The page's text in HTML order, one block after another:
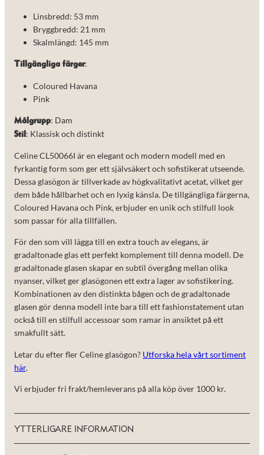
Linsbredd: 53 mm
Bryggbredd: 21 mm
Skalmlängd: 145 mm
Tillgängliga färger:
Coloured Havana
Pink
Målgrupp: Dam
Stil : Klassisk och distinkt
Celine CL50066I är en elegant och modern modell med en
fyrkantig form som ger ett självsäkert och sofistikerat utseende.
Dessa glasögon är tillverkade av högkvalitativt acetat, vilket ger
dem både hållbarhet och en lyxig känsla. De tillgängliga färgerna,
Coloured Havana och Pink, erbjuder en unik och stilfull look
som passar för alla tillfällen.
För den som vill lägga till en extra touch av elegans, är
gradaltonade glas ett perfekt komplement till denna modell. De
gradaltonade glasen skapar en subtil övergång mellan olika
nyanser, vilket ger glasögonen ett extra lager av sofistikering.
Kombinationen av den distinkta bågen och de gradaltonade
glasen gör denna modell inte bara till ett fashionstatement utan
också till en stilfull accessoar som ramar in ansiktet på ett
smakfullt sätt.
Letar du efter fler Celine glasögon? Utforska hela vårt sortiment
här.
Vi erbjuder fri frakt/hemleverans på alla köp över 1000 kr.
YTTERLIGARE INFORMATION